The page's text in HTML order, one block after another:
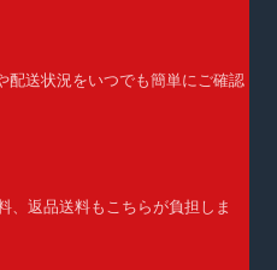
配送状況をいつでも簡単にご確認
、返品送料もこちらが負担しま